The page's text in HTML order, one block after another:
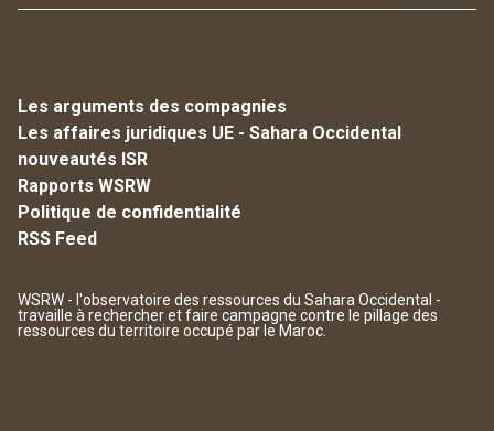
Les arguments des compagnies
Les affaires juridiques UE - Sahara Occidental
nouveautés ISR
Rapports WSRW
Politique de confidentialité
RSS Feed
WSRW - l'observatoire des ressources du Sahara Occidental -
travaille à rechercher et faire campagne contre le pillage des
ressources du territoire occupé par le Maroc.